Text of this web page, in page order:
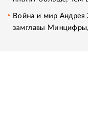
Война и мир Андрея
замглавы